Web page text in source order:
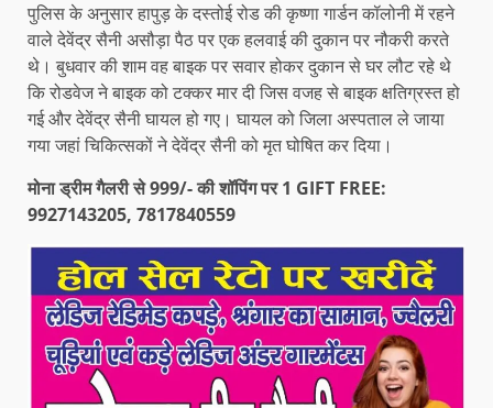
पुलिस के अनुसार हापुड़ के दस्तोई रोड की कृष्णा गार्डन कॉलोनी में रहने
वाले देवेंद्र सैनी असौड़ा पैठ पर एक हलवाई की दुकान पर नौकरी करते
थे। बुधवार की शाम वह बाइक पर सवार होकर दुकान से घर लौट रहे थे
कि रोडवेज ने बाइक को टक्कर मार दी जिस वजह से बाइक क्षतिग्रस्त हो
गई और देवेंद्र सैनी घायल हो गए। घायल को जिला अस्पताल ले जाया
गया जहां चिकित्सकों ने देवेंद्र सैनी को मृत घोषित कर दिया।
मोना ड्रीम गैलरी से 999/- की शॉपिंग पर 1 GIFT FREE:
9927143205, 7817840559